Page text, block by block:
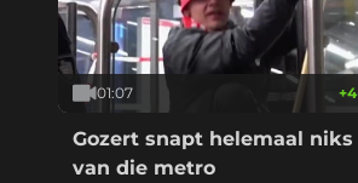
01:07 +4
Gozert snapt helemaal niks
van die metro